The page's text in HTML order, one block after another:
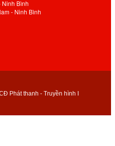
Ninh Bình
- Ninh Bình
Phát thanh - Truyền hình I